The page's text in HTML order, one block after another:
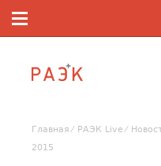
Главная РАЭК Live
2015